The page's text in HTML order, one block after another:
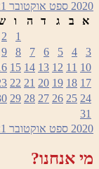
2020 ספט אוקטובר 2021
א
ב ג ד ה ו
1
2
3
4
5
6
7
8
9
10
11
12
13
14
15
17
18
19
20
21
22
24
25
26
27
28
29
31
2020 ספט אוקטובר 2021
מי אנחנו?